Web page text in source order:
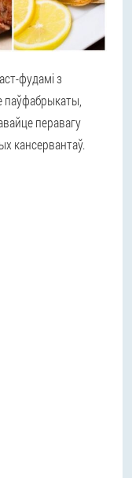
фудамі з
паўфабрыкаты,
перавагу
кансервантаў.